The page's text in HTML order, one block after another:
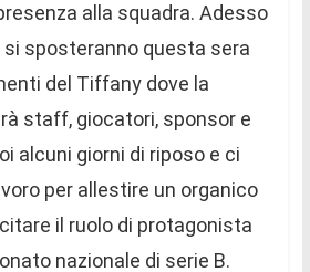
alla squadra. Adesso
sposteranno questa sera
del Tiffany dove la
staff, giocatori, sponsor e
alcuni giorni di riposo e ci
per allestire un organico
il ruolo di protagonista
nazionale di serie B.